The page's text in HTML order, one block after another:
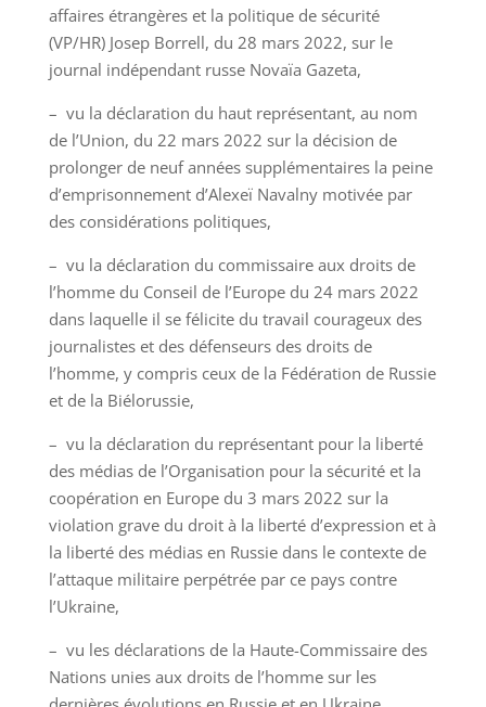
affaires étrangères et la politique de sécurité
(VP/HR) Josep Borrell, du 28 mars 2022, sur le
journal indépendant russe Novaïa Gazeta,
– vu la déclaration du haut représentant, au nom
de l’Union, du 22 mars 2022 sur la décision de
prolonger de neuf années supplémentaires la peine
d’emprisonnement d’Alexeï Navalny motivée par
des considérations politiques,
– vu la déclaration du commissaire aux droits de
l’homme du Conseil de l’Europe du 24 mars 2022
dans laquelle il se félicite du travail courageux des
journalistes et des défenseurs des droits de
l’homme, y compris ceux de la Fédération de Russie
et de la Biélorussie,
– vu la déclaration du représentant pour la liberté
des médias de l’Organisation pour la sécurité et la
coopération en Europe du 3 mars 2022 sur la
violation grave du droit à la liberté d’expression et à
la liberté des médias en Russie dans le contexte de
l’attaque militaire perpétrée par ce pays contre
l’Ukraine,
– vu les déclarations de la Haute-Commissaire des
Nations unies aux droits de l’homme sur les